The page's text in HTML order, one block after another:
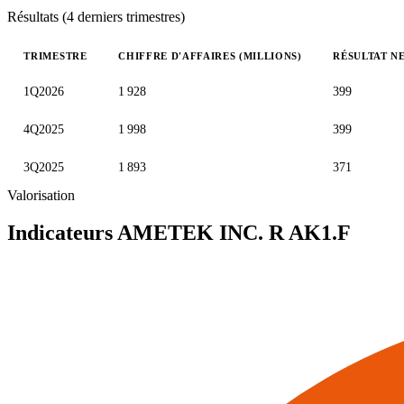
Résultats (4 derniers trimestres)
TRIMESTRE CHIFFRE D'AFFAIRES (MILLIONS) RÉSULTAT
1Q2026 1 928 399
4Q2025 1 998 399
3Q2025 1 893 371
Valorisation
Indicateurs AMETEK INC. RAK1.F